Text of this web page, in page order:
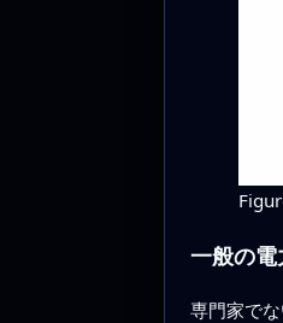
一般の
専門家で